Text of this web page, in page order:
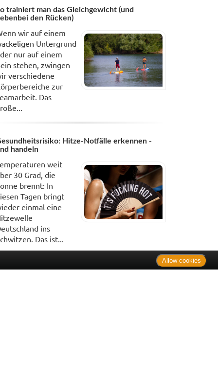
trainiert man das Gleichgewicht (und
den Rücken)
wir auf einem
Untergrund
nur auf einem
stehen, zwingen
verschiedene
zur
Das
Hitze-Notfälle erkennen -
handeln
weit
30 Grad, die
brennt: In
Tagen bringt
einmal eine
ins
Das ist...
Allow cookies